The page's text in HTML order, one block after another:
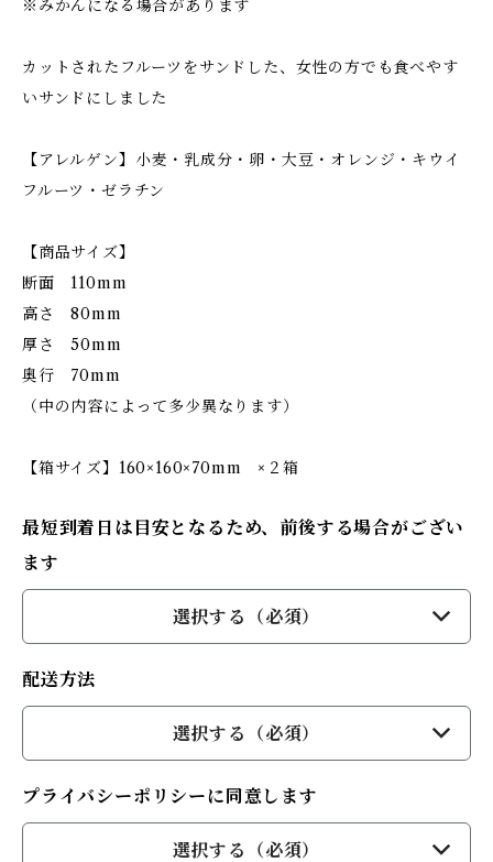
※みかんになる場合があります
カットされたフルーツをサンドした、女性の方でも食べやす
いサンドにしました
【アレルゲン】小麦・乳成分・卵・大豆・オレンジ・キウイ
フルーツ・ゼラチン
【商品サイズ】
断面 110mm
高さ 80mm
厚さ 50mm
奥行 70mm
（中の内容によって多少異なります）
【箱サイズ】160×160×70mm ×２箱
最短到着日は目安となるため、前後する場合がござい
ます
選択する（必須）
配送方法
選択する（必須）
プライバシーポリシーに同意します
選択する（必須）